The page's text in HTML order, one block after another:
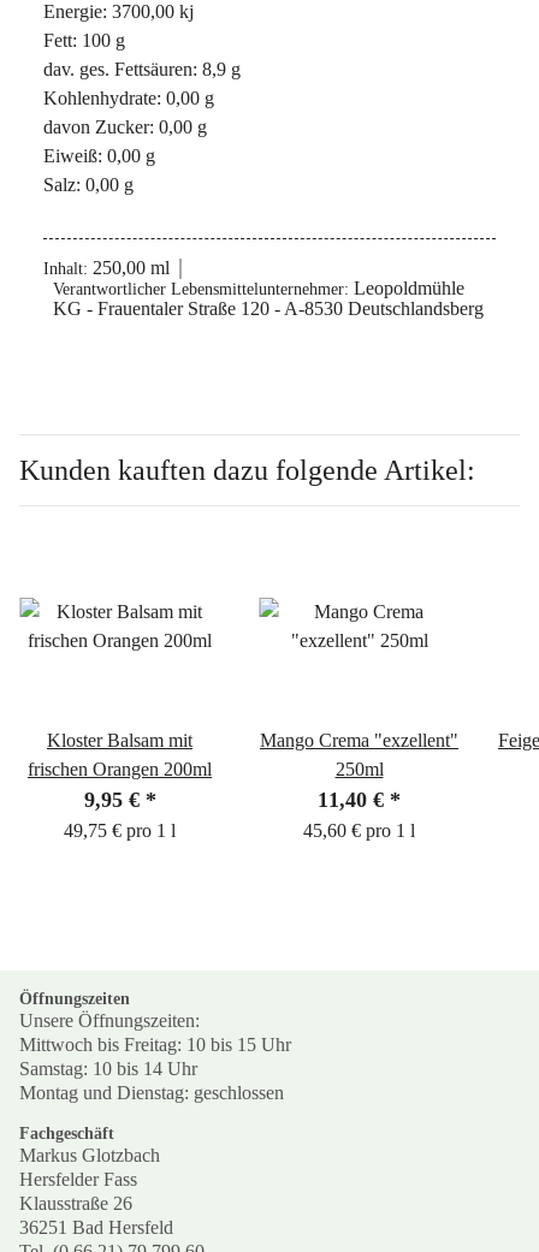
Energie: 3700,00 kj
Fett: 100 g
dav. ges. Fettsäuren: 8,9 g
Kohlenhydrate: 0,00 g
davon Zucker: 0,00 g
Eiweiß: 0,00 g
Salz: 0,00 g
Inhalt: 250,00 ml
Verantwortlicher Lebensmittelunternehmer: Leopoldmühle
KG - Frauentaler Straße 120 - A-8530 Deutschlandsberg
Kunden kauften dazu folgende Artikel:
Kloster Balsam mit
frischen Orangen 200ml
9,95 € *
49,75 € pro 1 l
Mango Crema "exzellent"
250ml
11,40 € *
45,60 € pro 1 l
Öffnungszeiten
Unsere Öffnungszeiten:
Mittwoch bis Freitag: 10 bis 15 Uhr
Samstag: 10 bis 14 Uhr
Montag und Dienstag: geschlossen
Fachgeschäft
Markus Glotzbach
Hersfelder Fass
Klausstraße 26
36251 Bad Hersfeld